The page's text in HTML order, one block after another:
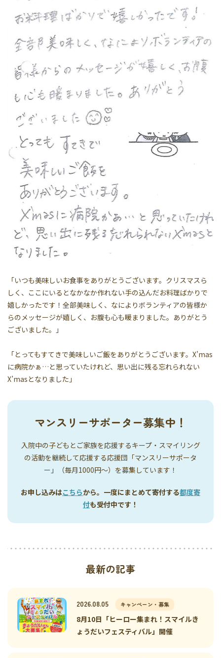
「いつも美味しいお食事をありがとうございます。クリスマスら
しく、ここにいるとなかなか作れない手の込んだお料理ばかりで
嬉しかったです！全部美味しく、なによりボランティアの皆様か
らのメッセージが嬉しく、お腹も心も暖まりました。ありがとう
ございました。」
「とってもすてきで美味しいご飯をありがとうございます。X’mas
に病院かぁ…と思っていたけれど、思い出に残る忘れられない
X’masとなりました」
マンスリーサポーター募集中！
入院中の子どもとご家族を応援するキープ・スマイリング
の活動を継続して応援する応援団「マンスリーサポータ
ー」（毎月1000円〜）を募集しています！
お申し込みはこちらから。一度にまとめて寄付する都度寄
付も受付中です！
最新の記事
2026.08.05 キャンペーン・募集
8月10日「ヒーロー集まれ！スマイルき
ょうだいフェスティバル」開催